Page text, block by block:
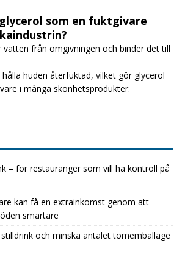
som en fuktgivare
vatten från omgivningen och binder det till
huden återfuktad, vilket gör glycerol
i många skönhetsprodukter.
– för restauranger som vill ha kontroll på
kan få en extrainkomst genom att
smartare
och minska antalet tomemballage